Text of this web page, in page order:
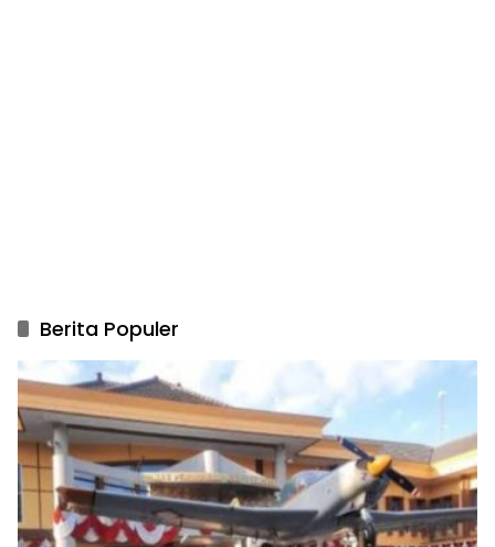
Berita Populer